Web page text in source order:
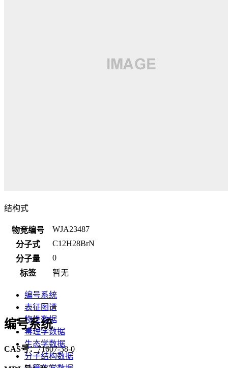
结构式
物竞编号
WJA23487
分子式
C12H28BrN
分子量
0
标签
暂无
编号系统
表征图谱
物性数据
毒理学数据
生态学数据
分子结构数据
编号系统
CAS号：71607-38-0